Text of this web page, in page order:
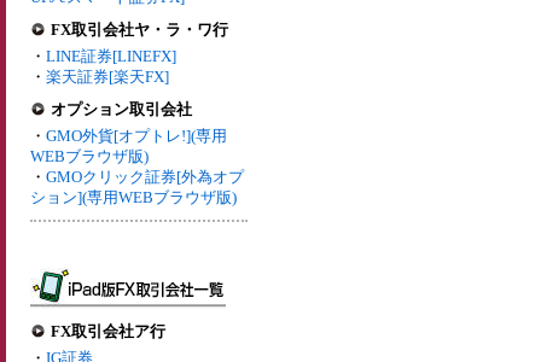
FX取引会社ヤ・ラ・ワ行
・ LINE証券[LINEFX]
・ 楽天証券[楽天FX]
オプション取引会社
・ GMO外貨[オプトレ!](専用
WEBブラウザ版)
・ GMOクリック証券[外為オプ
ション](専用WEBブラウザ版)
FX取引会社ア行
・ IG証券